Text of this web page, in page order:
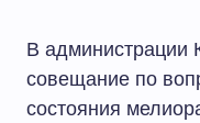
В администрации
совещание по
состояния